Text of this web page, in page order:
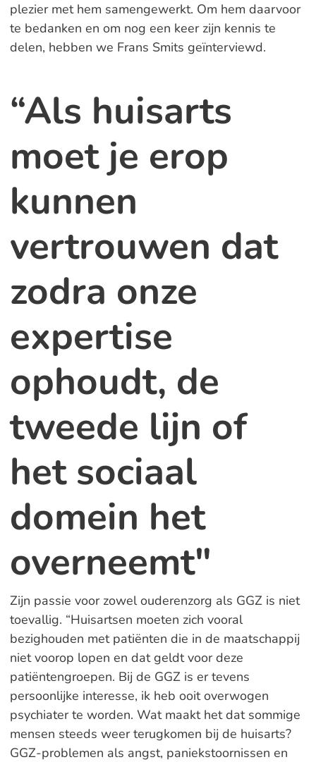
plezier met hem samengewerkt. Om hem daarvoor
te bedanken en om nog een keer zijn kennis te
delen, hebben we Frans Smits geïnterviewd.
“Als huisarts
moet je erop
kunnen
vertrouwen dat
zodra onze
expertise
ophoudt, de
tweede lijn of
het sociaal
domein het
overneemt"
Zijn passie voor zowel ouderenzorg als GGZ is niet
toevallig. “Huisartsen moeten zich vooral
bezighouden met patiënten die in de maatschappij
niet voorop lopen en dat geldt voor deze
patiëntengroepen. Bij de GGZ is er tevens
persoonlijke interesse, ik heb ooit overwogen
psychiater te worden. Wat maakt het dat sommige
mensen steeds weer terugkomen bij de huisarts?
GGZ-problemen als angst, paniekstoornissen en